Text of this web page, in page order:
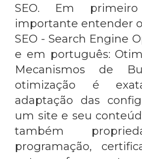
SEO. Em
importante entender
SEO - Search Engine
e em português:
Mecanismos de
otimização é
adaptação das
um site e seu
também
programação,